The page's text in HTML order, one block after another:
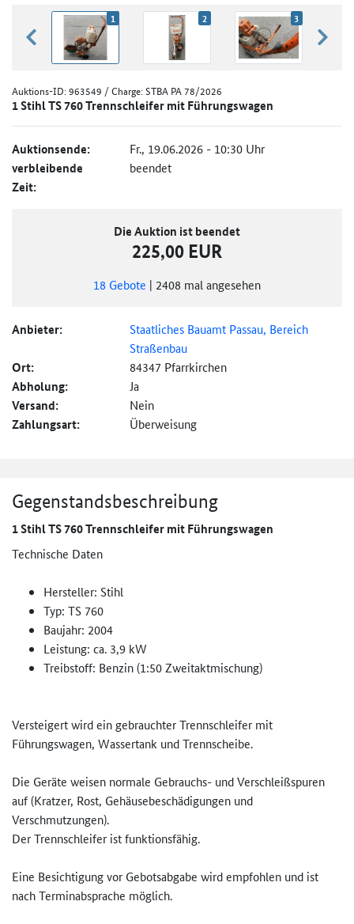
zurück blättern
1 2 3
Auktions-ID:963549 / Charge: STBA PA 78/2026
1 Stihl TS 760 Trennschleifer mit Führungswagen
Auktionsende: Fr., 19.06.2026 - 10:30 Uhr
verbleibende
Zeit:
beendet
Die Auktion ist beendet
225,00 EUR
18 Gebote | 2408 mal angesehen
Anbieter:
Staatliches Bauamt Passau, Bereich
Straßenbau
Ort: 84347 Pfarrkirchen
Abholung: Ja
Versand: Nein
Zahlungsart: Überweisung
Gegenstandsbeschreibung
1 Stihl TS 760 Trennschleifer mit Führungswagen
Technische Daten
Hersteller: Stihl
Typ: TS 760
Baujahr: 2004
Leistung: ca. 3,9 kW
Treibstoff: Benzin (1:50 Zweitaktmischung)
Versteigert wird ein gebrauchter Trennschleifer mit
Führungswagen, Wassertank und Trennscheibe.
Die Geräte weisen normale Gebrauchs- und Verschleißspuren
auf (Kratzer, Rost, Gehäusebeschädigungen und
Verschmutzungen).
Der Trennschleifer ist funktionsfähig.
Eine Besichtigung vor Gebotsabgabe wird empfohlen und ist
nach Terminabsprache möglich.